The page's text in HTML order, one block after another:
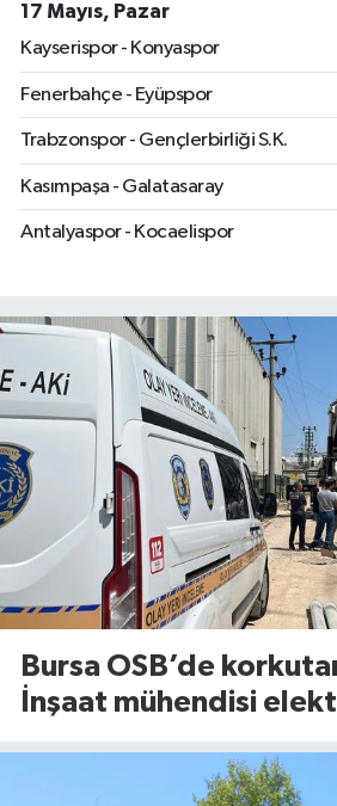
17 Mayıs, Pazar
Kayserispor - Konyaspor
Fenerbahçe - Eyüpspor
Trabzonspor - Gençlerbirliği S.K.
Kasımpaşa - Galatasaray
Antalyaspor - Kocaelispor
Bursa OSB’de
İnşaat mühendisi